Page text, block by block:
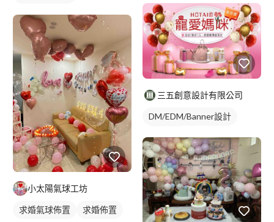
小太陽氣球工坊
求婚氣球佈置 求婚佈置
三五創意設計有限公司
DM/EDM/Banner設計